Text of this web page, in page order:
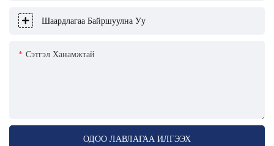
Шаардлагаа Байршуулна Уу
Сэтгэл Ханамжтай
ОДОО ЛАВЛАГАА ИЛГЭЭХ